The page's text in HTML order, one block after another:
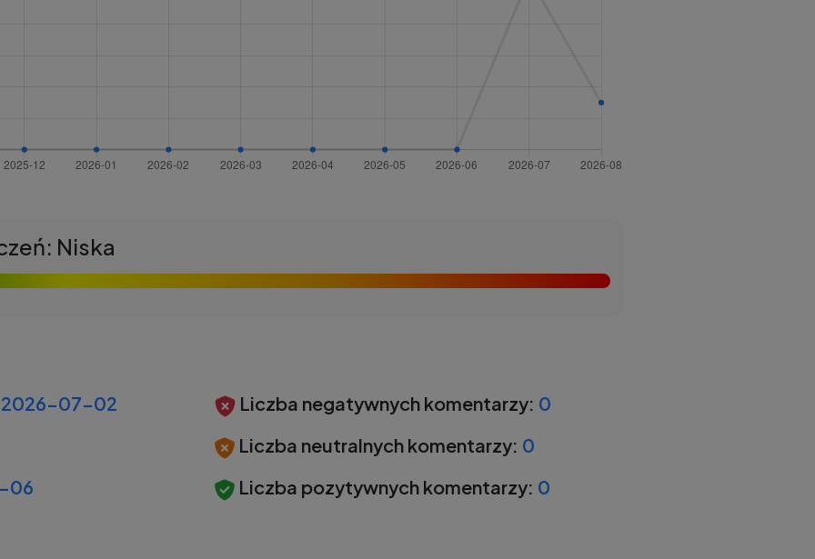
Niska
2026-07-02
06
Liczba negatywnych komentarzy: 0
Liczba neutralnych komentarzy: 0
Liczba pozytywnych komentarzy: 0